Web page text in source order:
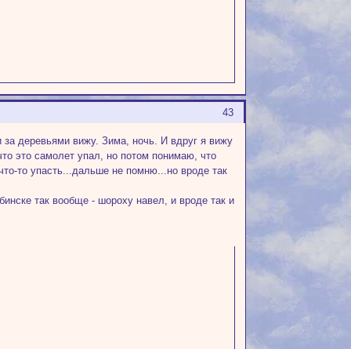
43
за деревьями вижу. Зима, ночь. И вдруг я вижу
это самолет упал, но потом понимаю, что
то упасть...дальше не помню...но вроде так
так вообще - шороху навел, и вроде так и